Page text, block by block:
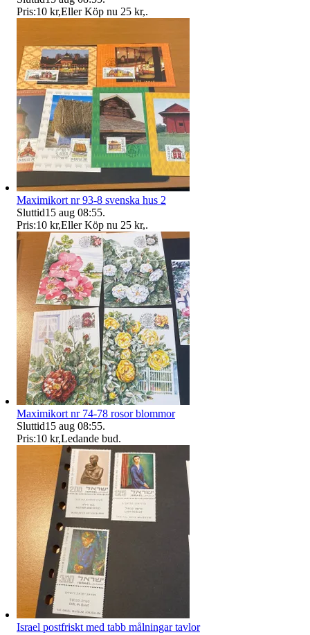
Pris:10 kr,Eller Köp nu 25 kr,.
Maximikort nr 93-8 svenska hus 2
Sluttid15 aug 08:55.
Pris:10 kr,Eller Köp nu 25 kr,.
Maximikort nr 74-78 rosor blommor
Sluttid15 aug 08:55.
Pris:10 kr,Ledande bud.
Israel postfriskt med tabb målningar tavlor